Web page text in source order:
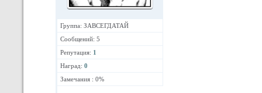
Группа: ЗАВСЕГДАТАЙ
Сообщений: 5
Репутация: 1
Наград: 0
Замечания : 0%